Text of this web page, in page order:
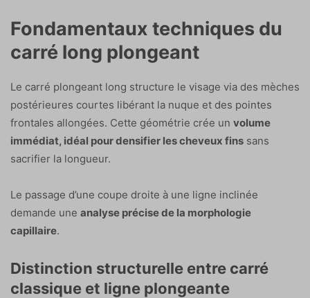
Fondamentaux techniques du
carré long plongeant
Le carré plongeant long structure le visage via des mèches
postérieures courtes libérant la nuque et des pointes
frontales allongées. Cette géométrie crée un volume
immédiat, idéal pour densifier les cheveux fins sans
sacrifier la longueur.
Le passage d’une coupe droite à une ligne inclinée
demande une analyse précise de la morphologie
capillaire.
Distinction structurelle entre carré
classique et ligne plongeante